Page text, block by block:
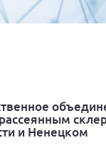
и Ненецком